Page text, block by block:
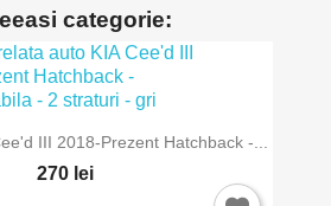
categorie:
III 2018-Prezent Hatchback -...
270 lei